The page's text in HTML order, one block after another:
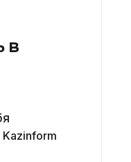
в
Kazinform